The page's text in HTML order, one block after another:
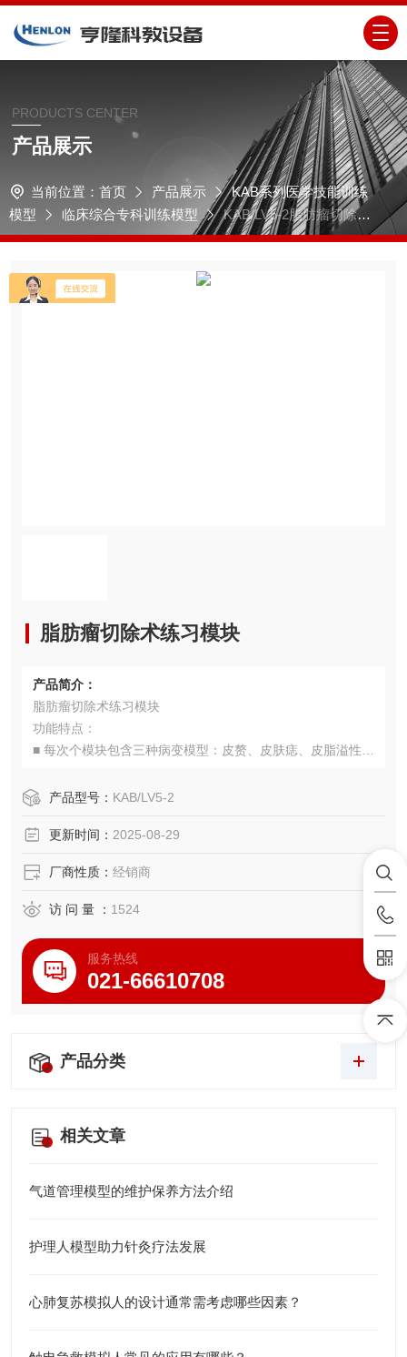
PRODUCTS CENTER
产品展示
当前位置： 首页 产品展示
KAB系列医学技能训练
模型
临床综合专科训练模型
KAB/LV5-2脂肪瘤切除术
练习模块
脂肪瘤切除术练习模块
产品简介：
脂肪瘤切除术练习模块
功能特点：
■ 每次个模块包含三种病变模型：皮赘、皮肤痣、皮脂溢性角
■ 可进行皮赘剪除术、皮肤痣切除术、皮脂溢性角化刮除术等
产品型号： KAB/LV5-2
更新时间： 2025-08-29
厂商性质： 经销商
访 问 量 ： 1524
服务热线
021-66610708
产品分类
相关文章
气道管理模型的维护保养方法介绍
护理人模型助力针灸疗法发展
心肺复苏模拟人的设计通常需考虑哪些因素？